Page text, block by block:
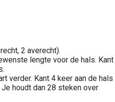
2 averecht).
lengte voor de hals. Kant
verder. Kant 4 keer aan de hals
houdt dan 28 steken over